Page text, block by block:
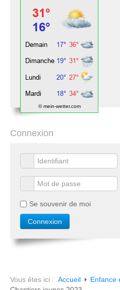
© mein-wetter.com
Connexion
Se souvenir de moi
Vous êtes ici : Accueil
Enfance